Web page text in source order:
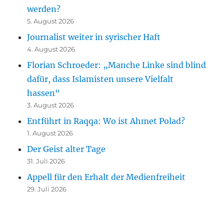
werden?
5. August 2026
Journalist weiter in syrischer Haft
4. August 2026
Florian Schroeder: „Manche Linke sind blind
dafür, dass Islamisten unsere Vielfalt
hassen“
3. August 2026
Entführt in Raqqa: Wo ist Ahmet Polad?
1. August 2026
Der Geist alter Tage
31. Juli 2026
Appell für den Erhalt der Medienfreiheit
29. Juli 2026